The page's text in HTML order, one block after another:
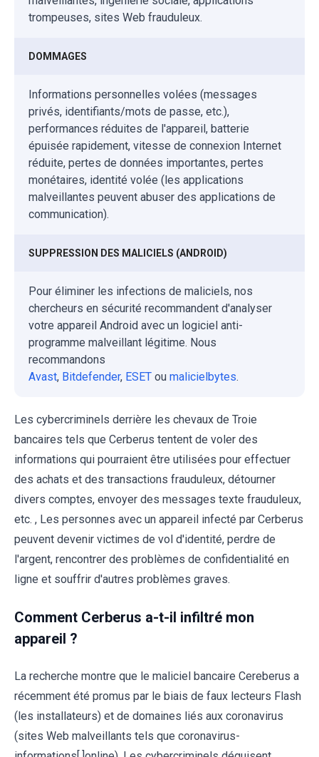
trompeuses, sites Web frauduleux.
DOMMAGES
Informations personnelles volées (messages
privés, identifiants/mots de passe, etc.),
performances réduites de l'appareil, batterie
épuisée rapidement, vitesse de connexion Internet
réduite, pertes de données importantes, pertes
monétaires, identité volée (les applications
malveillantes peuvent abuser des applications de
communication).
SUPPRESSION DES MALICIELS (ANDROID)
Pour éliminer les infections de maliciels, nos
chercheurs en sécurité recommandent d'analyser
votre appareil Android avec un logiciel anti-
programme malveillant légitime. Nous
recommandons
Avast, Bitdefender, ESET ou malicielbytes.
Les cybercriminels derrière les chevaux de Troie
bancaires tels que Cerberus tentent de voler des
informations qui pourraient être utilisées pour effectuer
des achats et des transactions frauduleux, détourner
divers comptes, envoyer des messages texte frauduleux,
etc. , Les personnes avec un appareil infecté par Cerberus
peuvent devenir victimes de vol d'identité, perdre de
l'argent, rencontrer des problèmes de confidentialité en
ligne et souffrir d'autres problèmes graves.
Comment Cerberus a-t-il infiltré mon
appareil ?
La recherche montre que le maliciel bancaire Cereberus a
récemment été promus par le biais de faux lecteurs Flash
(les installateurs) et de domaines liés aux coronavirus
(sites Web malveillants tels que coronavirus-